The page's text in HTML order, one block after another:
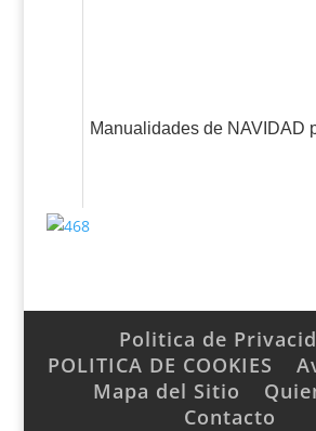
Manualidades de NAVIDAD
Politica de
POLITICA DE COOKIES
Mapa del Sitio
Contacto